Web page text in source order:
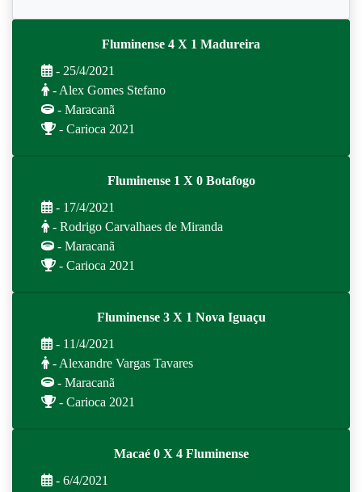
Fluminense 4 X 1 Madureira
- 25/4/2021
- Alex Gomes Stefano
- Maracanã
- Carioca 2021
Fluminense 1 X 0 Botafogo
- 17/4/2021
- Rodrigo Carvalhaes de Miranda
- Maracanã
- Carioca 2021
Fluminense 3 X 1 Nova Iguaçu
- 11/4/2021
- Alexandre Vargas Tavares
- Maracanã
- Carioca 2021
Macaé 0 X 4 Fluminense
- 6/4/2021